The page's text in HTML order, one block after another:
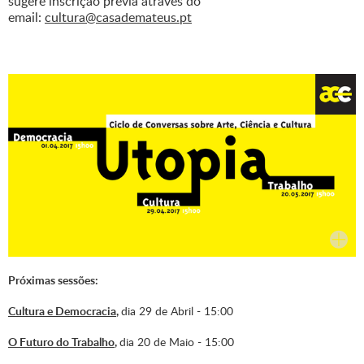
email: cultura@casademateus.pt
Próximas sessões:
Cultura e Democracia,dia 29 de Abril - 15:00
O Futuro do Trabalho,dia 20 de Maio - 15:00